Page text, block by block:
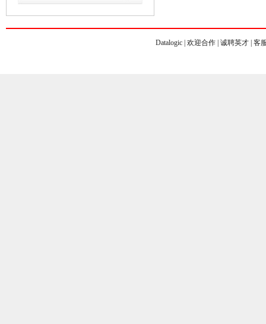
Datalogic | 欢迎合作 | 诚聘英才 |